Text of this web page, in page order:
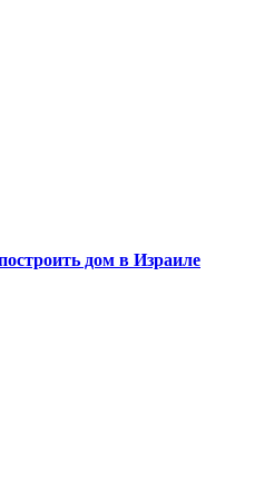
дом в Израиле